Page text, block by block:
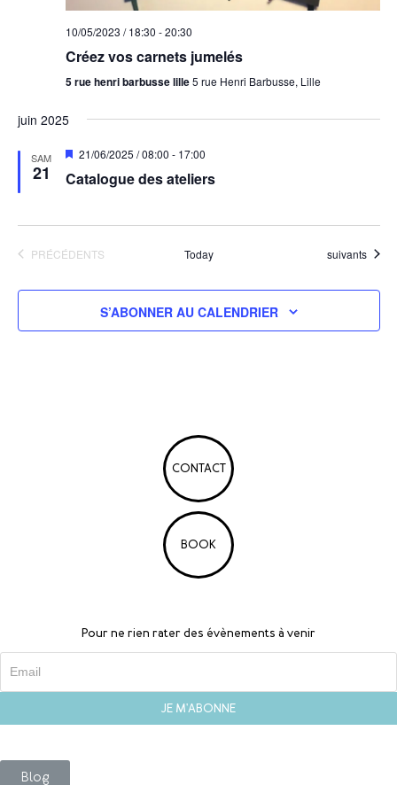
10/05/2023 / 18:30 -20:30
Créez vos carnets jumelés
5 rue henri barbusse lille5 rue Henri Barbusse, Lille
juin 2025
SAM
21
M
s
a
a
21/06/2025 / 08:00 - 17:00
Catalogue des ateliers
ÉVÈNEMENTS
PRÉCÉDENTS Today Évènements
suivants
S’ABONNER AU CALENDRIER
CONTACT
BOOK
Pour ne rien rater des évènements à venir
Blog